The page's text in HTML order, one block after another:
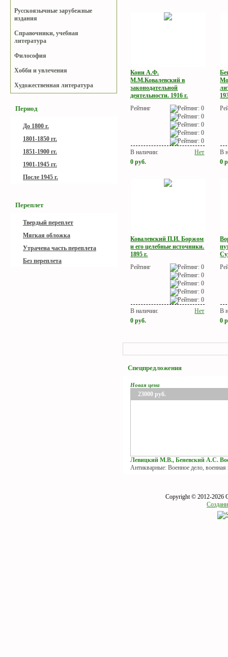
Русскоязычные зарубежные
издания
Справочники, учебная
литература
Философия
Хобби и увлечения
Художественная литература
Период
До 1800 г.
1801-1850 гг.
1851-1900 гг.
1901-1945 гг.
После 1945 г.
Переплет
Твердый переплет
Мягкая обложка
Утрачена часть переплета
Без переплета
Кони А.Ф.
М.М.Ковалевский в
законодательной
деятельности. 1916 г.
Рейтинг
В наличии:
Нет
0руб.
В
0
Ковалевский П.И. Боржом
и его целебные источники.
1895 г.
Рейтинг
В наличии:
Нет
0руб.
В
0
Спецпредложения
Новая цена
23000 руб.
Левицкий М.В., Беневский А.С.
Антикварные: Военное дело, военная
Copyright © 2012-2026